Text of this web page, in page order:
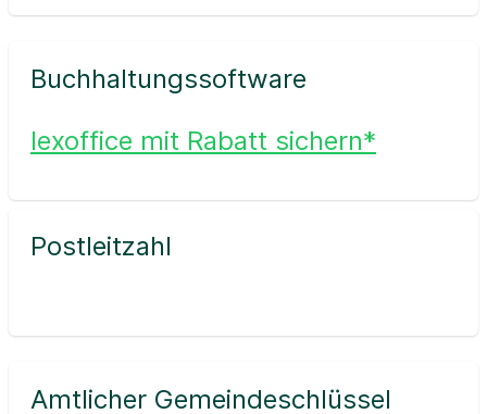
Buchhaltungssoftware
lexoffice mit Rabatt sichern*
Postleitzahl
Amtlicher Gemeindeschlüssel